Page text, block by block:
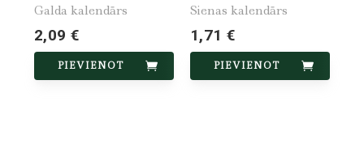
Galda kalendārs
2,09 €
PIEVIENOT
Sienas kalendārs
1,71 €
PIEVIENOT